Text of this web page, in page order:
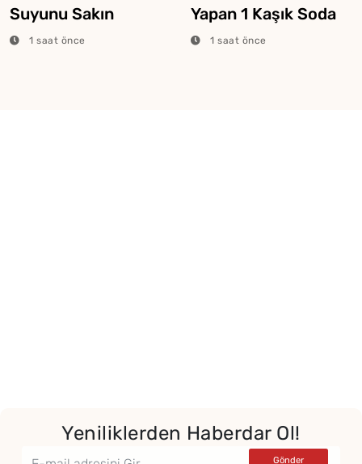
Suyunu Sakın
Dökmeyin
1 saat önce
Yapan 1 Kaşık Soda
Yöntemi
1 saat önce
Yeniliklerden Haberdar Ol!